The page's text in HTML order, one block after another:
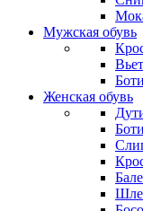
Мужская обувь
Женская обувь